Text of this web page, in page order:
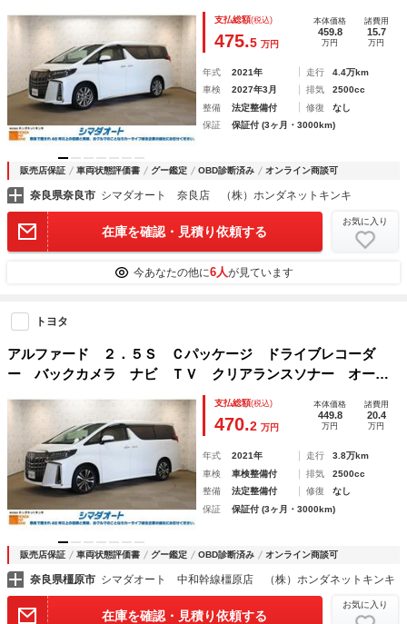
オートクルーズコントロール レーンアシスト 衝突被害軽減
システム 両側電動スライドドア ＬＥＤヘッドランプ サン
支払総額(税込)
475.5 万円
本体価格
459.8
万円
諸費用
15.7
万円
年式 2021年 走行
4.4万km
車検
2027年3月 排気
2500cc
整備
法定整備付 修復
なし
保証
保証付 (3ヶ月・3000km)
販売店保証 車両状態評価書 グー鑑定 OBD診断済み オンライン商談可
奈良県奈良市 シマダオート 奈良店 （株）ホンダネットキンキ
在庫を確認・見積り依頼する
お気に入り
今あなたの他に6人が見ています
トヨタ
アルファード ２．５Ｓ Ｃパッケージ ドライブレコーダ
ー バックカメラ ナビ ＴＶ クリアランスソナー オート
クルーズコントロール レーンアシスト 衝突被害軽減システ
ム 両側電動スライドドア オートマチックハイビーム ＬＥ
Ｄヘッドランプ
支払総額(税込)
470.2 万円
本体価格
449.8
万円
諸費用
20.4
万円
年式 2021年 走行
3.8万km
車検
車検整備付 排気
2500cc
整備
法定整備付 修復
なし
保証
保証付 (3ヶ月・3000km)
販売店保証 車両状態評価書 グー鑑定 OBD診断済み オンライン商談可
奈良県橿原市 シマダオート 中和幹線橿原店 （株）ホンダネットキンキ
在庫を確認・見積り依頼する
お気に入り